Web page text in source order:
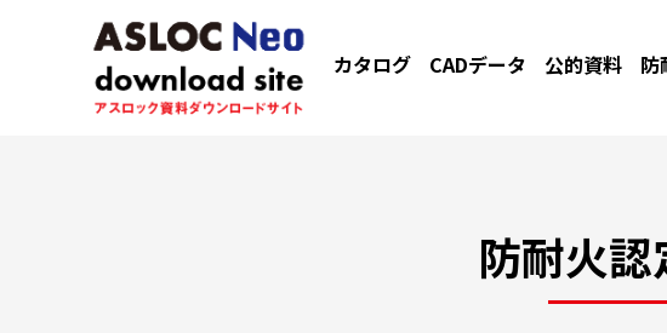
カタログ CADデータ 公的資料 防
防耐火認